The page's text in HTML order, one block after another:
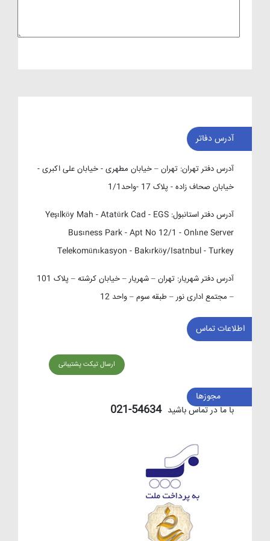
آدرس دفاتر
آدرس دفتر تهران: تهران – خیابان مطهری - خیابان علی اکبری -
خیابان صحاف زاده - پلاک 17 -واحد1/1
آدرس دفتر استانبول: Yeşılköy Mah - Atatürk Cad - EGS
Busıness Park - Apt No 12/1 - Onlıne Server
Telekomünıkasyon - Bakırköy/Isatnbul - Turkey
آدرس دفتر شهریار:
تهران – شهریار – خیابان کرشته – پلاک 101
– مجتمع اداری نور – طبقه سوم – واحد 12
اطلاعات تماس
ارسال تیکت پشتیبانی
با ما در تماس باشید 54634-021
مجوزها